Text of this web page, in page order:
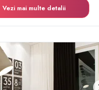
Vezi mai multe detalii